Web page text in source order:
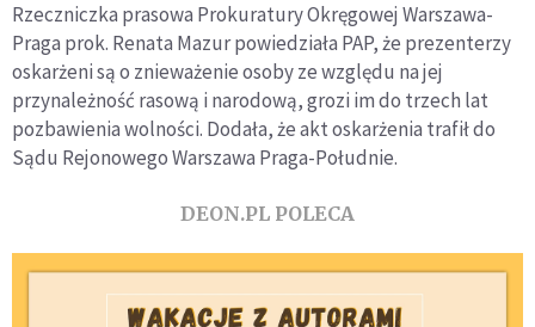
Rzeczniczka prasowa Prokuratury Okręgowej Warszawa-
Praga prok. Renata Mazur powiedziała PAP, że prezenterzy
oskarżeni są o znieważenie osoby ze względu na jej
przynależność rasową i narodową, grozi im do trzech lat
pozbawienia wolności. Dodała, że akt oskarżenia trafił do
Sądu Rejonowego Warszawa Praga-Południe.
DEON.PL POLECA